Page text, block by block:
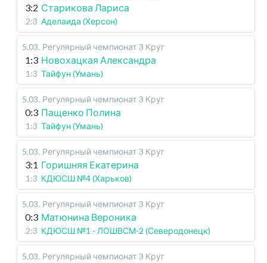
3:2 Старикова Лариса
2:3 Аделаида (Херсон)
5.03. Регулярный чемпионат 3 Круг
1:3 Новохацкая Александра
1:3 Тайфун (Умань)
5.03. Регулярный чемпионат 3 Круг
0:3 Пащенко Полина
1:3 Тайфун (Умань)
5.03. Регулярный чемпионат 3 Круг
3:1 Горишняя Екатерина
1:3 КДЮСШ №4 (Харьков)
5.03. Регулярный чемпионат 3 Круг
0:3 Матюнина Вероника
2:3 КДЮСШ №1 - ЛОШВСМ-2 (Северодонецк)
5.03. Регулярный чемпионат 3 Круг